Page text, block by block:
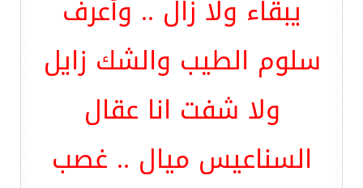
يبقاء ولا زال .. وأعرف
سلوم الطيب والشك زايل
ولا شفت انا عقال
السناعيس ميال .. غصب